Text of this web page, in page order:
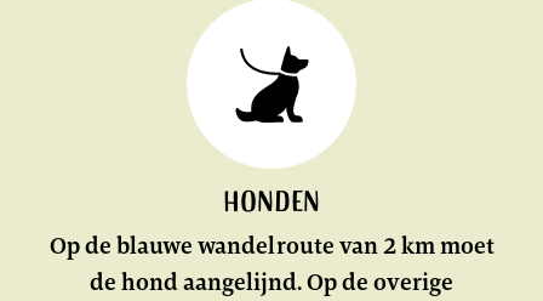
Honden
Op de blauwe wandelroute van 2 km moet
de hond aangelijnd. Op de overige